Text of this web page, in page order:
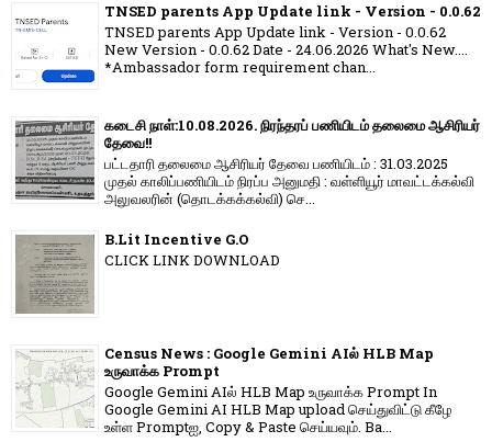
TNSED parents App Update link - Version - 0.0.62
TNSED parents App Update link - Version - 0.0.62
New Version - 0.0.62 Date - 24.06.2026 What's New....
*Ambassador form requirement chan...
கடைசி நாள்:10.08.2026. நிரந்தரப் பணியிடம் தலைமை ஆசிரியர்
தேவை!!
பட்டதாரி தலைமை ஆசிரியர் தேவை பணியிடம் : 31.03.2025
முதல் காலிப்பணியிடம் நிரப்ப அனுமதி : வள்ளியூர் மாவட்டக்கல்வி
அலுவலரின் (தொடக்கக்கல்வி) செ...
B.Lit Incentive G.O
CLICK LINK DOWNLOAD
Census News : Google Gemini AIல் HLB Map
உருவாக்க Prompt
Google Gemini AIல் HLB Map உருவாக்க Prompt In
Google Gemini AI HLB Map upload செய்துவிட்டு கீழே
உள்ள Promptஐ, Copy & Paste செய்யவும். Ba...